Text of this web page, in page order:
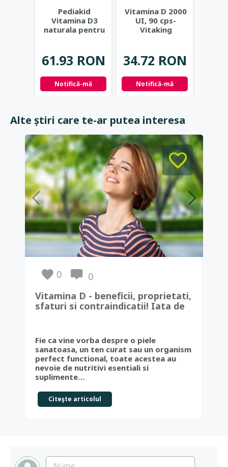
Pediakid
Vitamina D3
naturala pentru
61.93 RON
Notifică-mă
Vitamina D 2000
UI, 90 cps-
Vitaking
34.72 RON
Notifică-mă
Alte știri care te-ar putea interesa
0
0
Vitamina D - beneficii, proprietati,
sfaturi si contraindicatii! Iata de
Fie ca vine vorba despre o piele
sanatoasa, un ten curat sau un organism
perfect functional, toate acestea au
nevoie de nutritivi esentiali si
suplimente…
Citeşte articolul